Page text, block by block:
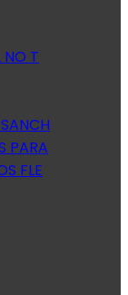
NO T
PARA
FLE